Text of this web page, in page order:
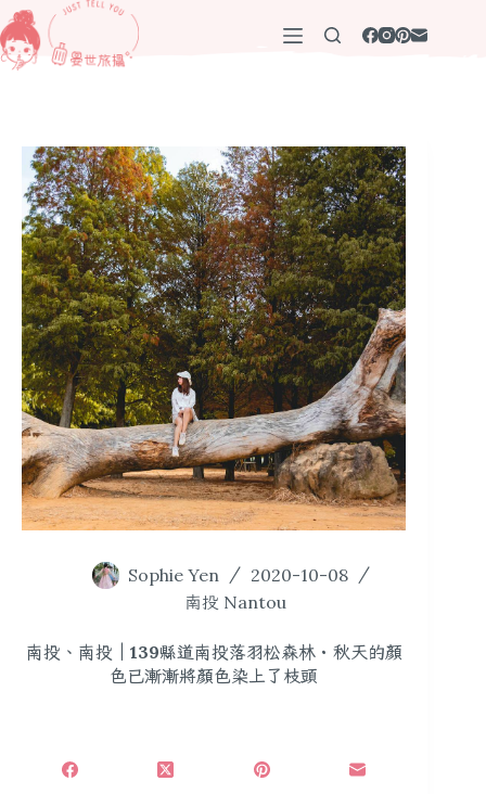
跳
至
主
Sophie Yen
2020-10-08
南投 Nantou
南投、南投｜139縣道南投落羽松森林・秋天的顏
色已漸漸將顏色染上了枝頭